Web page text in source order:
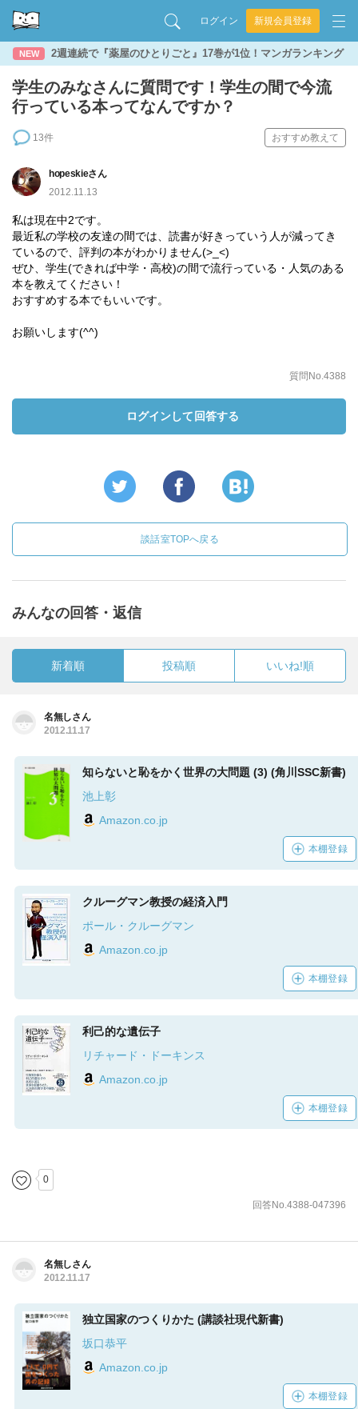
ログイン 新規会員登録
NEW 2週連続で『薬屋のひとりごと』17巻が1位！マンガランキング
学生のみなさんに質問です！学生の間で今流
行っている本ってなんですか？
13件 おすすめ教えて
hopeskieさん
2012.11.13
私は現在中2です。
最近私の学校の友達の間では、読書が好きっていう人が減ってき
ているので、評判の本がわかりません(>_<)
ぜひ、学生(できれば中学・高校)の間で流行っている・人気のある
本を教えてください！
おすすめする本でもいいです。
お願いします(^^)
質問No.4388
ログインして回答する
談話室TOPへ戻る
みんなの回答・返信
新着順 投稿順 いいね!順
名無しさん
2012.11.17
知らないと恥をかく世界の大問題 (3) (角川SSC新書)
池上彰
Amazon.co.jp
本棚登録
クルーグマン教授の経済入門
ポール・クルーグマン
Amazon.co.jp
本棚登録
利己的な遺伝子
リチャード・ドーキンス
Amazon.co.jp
本棚登録
0
回答No.4388-047396
名無しさん
2012.11.17
独立国家のつくりかた (講談社現代新書)
坂口恭平
Amazon.co.jp
本棚登録